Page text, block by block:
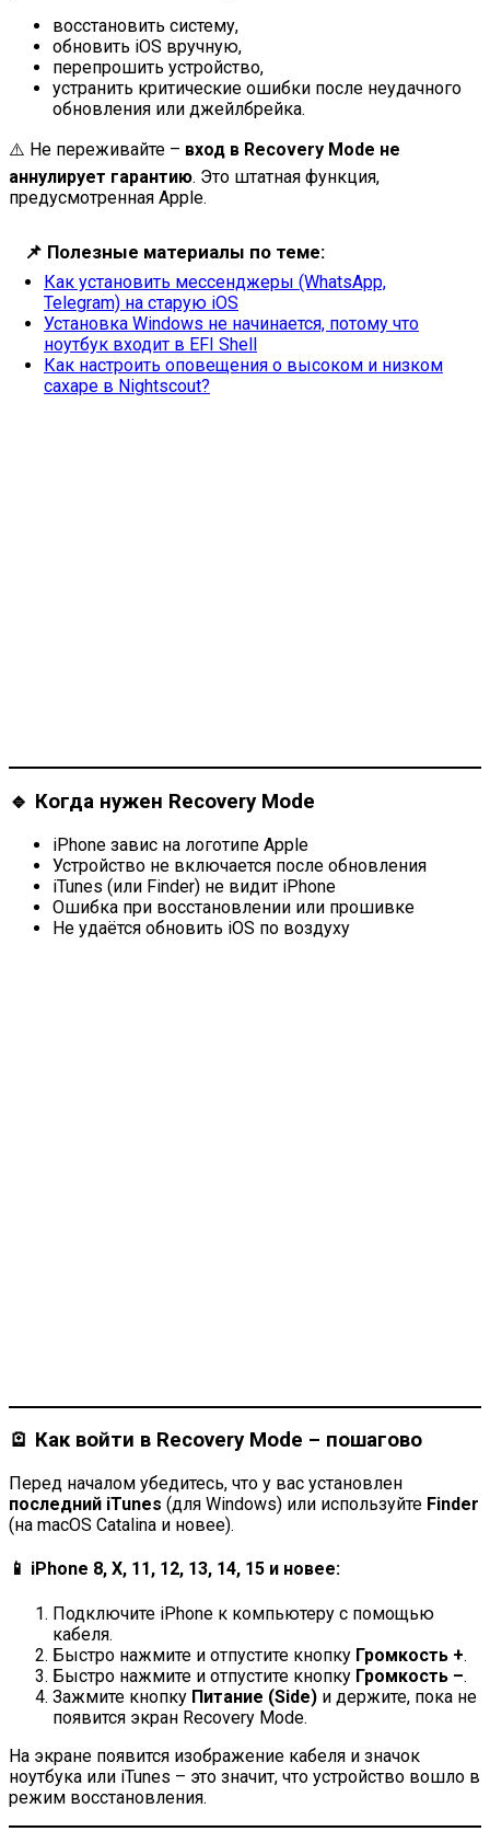
восстановить систему,
обновить iOS вручную,
перепрошить устройство,
устранить критические ошибки после неудачного
обновления или джейлбрейка.
⚠️ Не переживайте – вход в Recovery Mode не
аннулирует гарантию. Это штатная функция,
предусмотренная Apple.
📌 Полезные материалы по теме:
Как установить мессенджеры (WhatsApp,
Telegram) на старую iOS
Установка Windows не начинается, потому что
ноутбук входит в EFI Shell
Как настроить оповещения о высоком и низком
сахаре в Nightscout?
🔹 Когда нужен Recovery Mode
iPhone завис на логотипе Apple
Устройство не включается после обновления
iTunes (или Finder) не видит iPhone
Ошибка при восстановлении или прошивке
Не удаётся обновить iOS по воздуху
🪫 Как войти в Recovery Mode – пошагово
Перед началом убедитесь, что у вас установлен
последний iTunes (для Windows) или используйте Finder
(на macOS Catalina и новее).
📱 iPhone 8, X, 11, 12, 13, 14, 15 и новее:
Подключите iPhone к компьютеру с помощью
кабеля.
Быстро нажмите и отпустите кнопку Громкость +.
Быстро нажмите и отпустите кнопку Громкость –.
Зажмите кнопку Питание (Side) и держите, пока не
появится экран Recovery Mode.
На экране появится изображение кабеля и значок
ноутбука или iTunes – это значит, что устройство вошло в
режим восстановления.